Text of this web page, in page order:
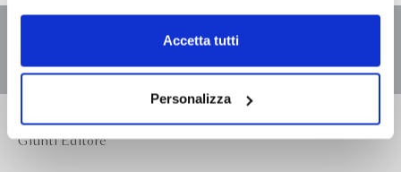
dell’informativa cookie.
Chiudendo il banner tramite la “X” prosegui la
dei soli cookie tecnici. Selezionando “Accetta tutti” presti
il tuo consenso alla profilazione che potrai revocare in
ogni momentoRevoca
Accetta tutti
Personalizza
Bompiani è un marchio
Giunti Editore